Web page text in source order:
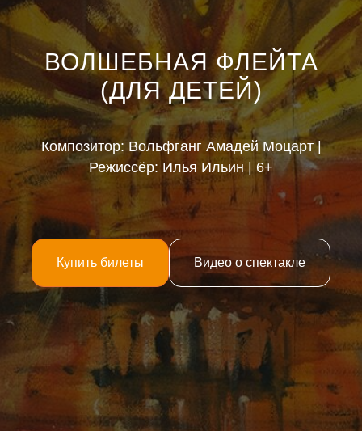
ВОЛШЕБНАЯ ФЛЕЙТА
(ДЛЯ ДЕТЕЙ)
Композитор: Вольфганг Амадей Моцарт |
Режиссёр: Илья Ильин | 6+
Купить билеты Видео о спектакле